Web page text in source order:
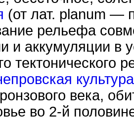
(от лат. planum —
рельефа
и аккумуляции в
тектонического
культура
века,
во 2-й